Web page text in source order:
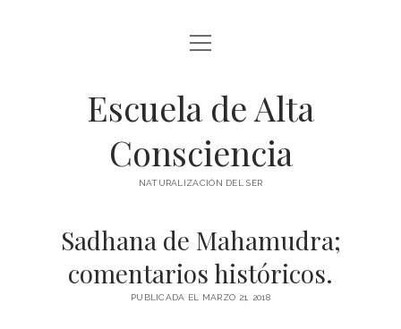
BLOG Y ARTÍCULOS
whatsapp
abrir
menú
Escuela de Alta
Consciencia
NATURALIZACIÓN DEL SER
Sadhana de Mahamudra;
comentarios históricos.
PUBLICADA EL MARZO 21, 2018